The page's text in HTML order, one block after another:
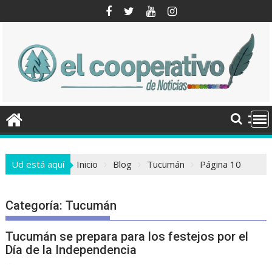
al
Ud está aquí Inicio Blog Tucumán Página 10
Categoría:Tucumán
Tucumán se prepara para los festejos por el
Día de la Independencia